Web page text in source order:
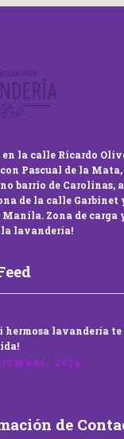
en la calle Ricardo
Pascual de la Mata,
barrio de Carolinas, a
de la calle Garbinet
Zona de carga
lavandería!
hermosa lavandería
2016
de